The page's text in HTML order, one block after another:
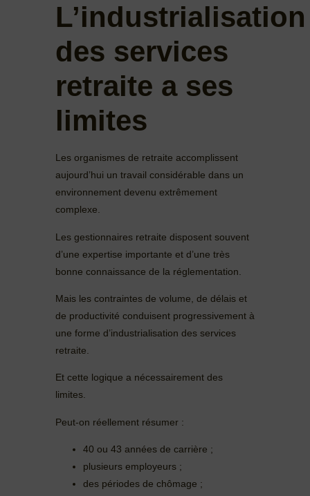
L’industrialisation
des services
retraite a ses
limites
Les organismes de retraite accomplissent
aujourd’hui un travail considérable dans un
environnement devenu extrêmement
complexe.
Les gestionnaires retraite disposent souvent
d’une expertise importante et d’une très
bonne connaissance de la réglementation.
Mais les contraintes de volume, de délais et
de productivité conduisent progressivement à
une forme d’industrialisation des services
retraite.
Et cette logique a nécessairement des
limites.
Peut-on réellement résumer :
40 ou 43 années de carrière ;
plusieurs employeurs ;
des périodes de chômage ;